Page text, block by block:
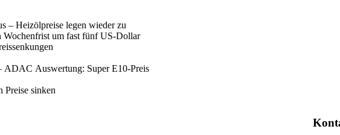
– Heizölpreise legen wieder zu
Wochenfrist um fast fünf US-Dollar
ADAC Auswertung: Super E10-Preis
Preise sinken